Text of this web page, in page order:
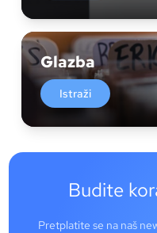
Glazba
Istraži
Budite
Pretplatite se na naš